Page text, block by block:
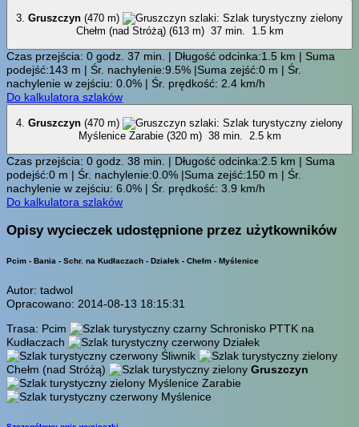
3. Gruszczyn (470 m)
Chełm (nad Stróżą) (613 m) 37 min. 1.5 km
Czas przejścia: 0 godz. 37 min. | Długość odcinka:1.5 km | Suma
podejść:143 m | Śr. nachylenie:9.5% |Suma zejść:0 m | Śr.
nachylenie w zejściu: 0.0% | Śr. prędkość: 2.4 km/h
Do kalkulatora szlaków
4. Gruszczyn (470 m)
Myślenice Zarabie (320 m) 38 min. 2.5 km
Czas przejścia: 0 godz. 38 min. | Długość odcinka:2.5 km | Suma
podejść:0 m | Śr. nachylenie:0.0% |Suma zejść:150 m | Śr.
nachylenie w zejściu: 6.0% | Śr. prędkość: 3.9 km/h
Do kalkulatora szlaków
Opisy wycieczek udostępnione przez użytkowników
Pcim - Bania - Schr. na Kudłaczach - Działek - Chełm - Myślenice
Autor: tadwol
Opracowano: 2014-08-13 18:15:31
Trasa: Pcim
Schronisko PTTK na
Kudłaczach
Działek
Śliwnik
Chełm (nad Stróżą)
Gruszczyn
Myślenice Zarabie
Myślenice